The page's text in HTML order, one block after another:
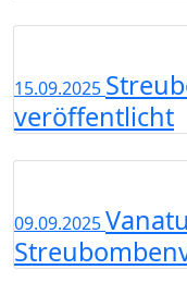
15.09.2025
veröffentlicht
09.09.2025